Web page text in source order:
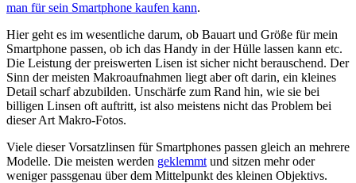
man für sein Smartphone kaufen kann.
Hier geht es im wesentliche darum, ob Bauart und Größe für mein
Smartphone passen, ob ich das Handy in der Hülle lassen kann etc.
Die Leistung der preiswerten Lisen ist sicher nicht berauschend. Der
Sinn der meisten Makroaufnahmen liegt aber oft darin, ein kleines
Detail scharf abzubilden. Unschärfe zum Rand hin, wie sie bei
billigen Linsen oft auftritt, ist also meistens nicht das Problem bei
dieser Art Makro-Fotos.
Viele dieser Vorsatzlinsen für Smartphones passen gleich an mehrere
Modelle. Die meisten werden geklemmt und sitzen mehr oder
weniger passgenau über dem Mittelpunkt des kleinen Objektivs.